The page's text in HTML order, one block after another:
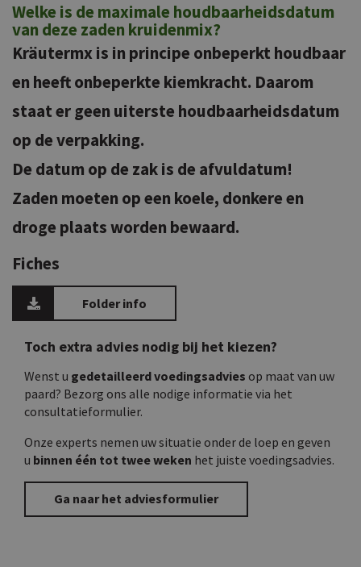
Welke is de maximale houdbaarheidsdatum
van deze zaden kruidenmix?
Kräutermx is in principe onbeperkt houdbaar
en heeft onbeperkte kiemkracht. Daarom
staat er geen uiterste houdbaarheidsdatum
op de verpakking.
De datum op de zak is de afvuldatum!
Zaden moeten op een koele, donkere en
droge plaats worden bewaard.
Fiches
Folder info
Toch extra advies nodig bij het kiezen?
Wenst u gedetailleerd voedingsadvies op maat van uw
paard? Bezorg ons alle nodige informatie via het
consultatieformulier.
Onze experts nemen uw situatie onder de loep en geven
u binnen één tot twee weken het juiste voedingsadvies.
Ga naar het adviesformulier